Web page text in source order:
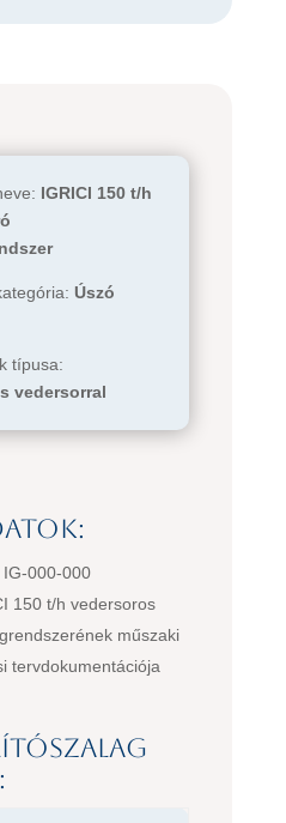
IGRICI 150 t/h
Úszó
típusa:
vedersorral
000-000
150 t/h vedersoros
műszaki
tervdokumentációja